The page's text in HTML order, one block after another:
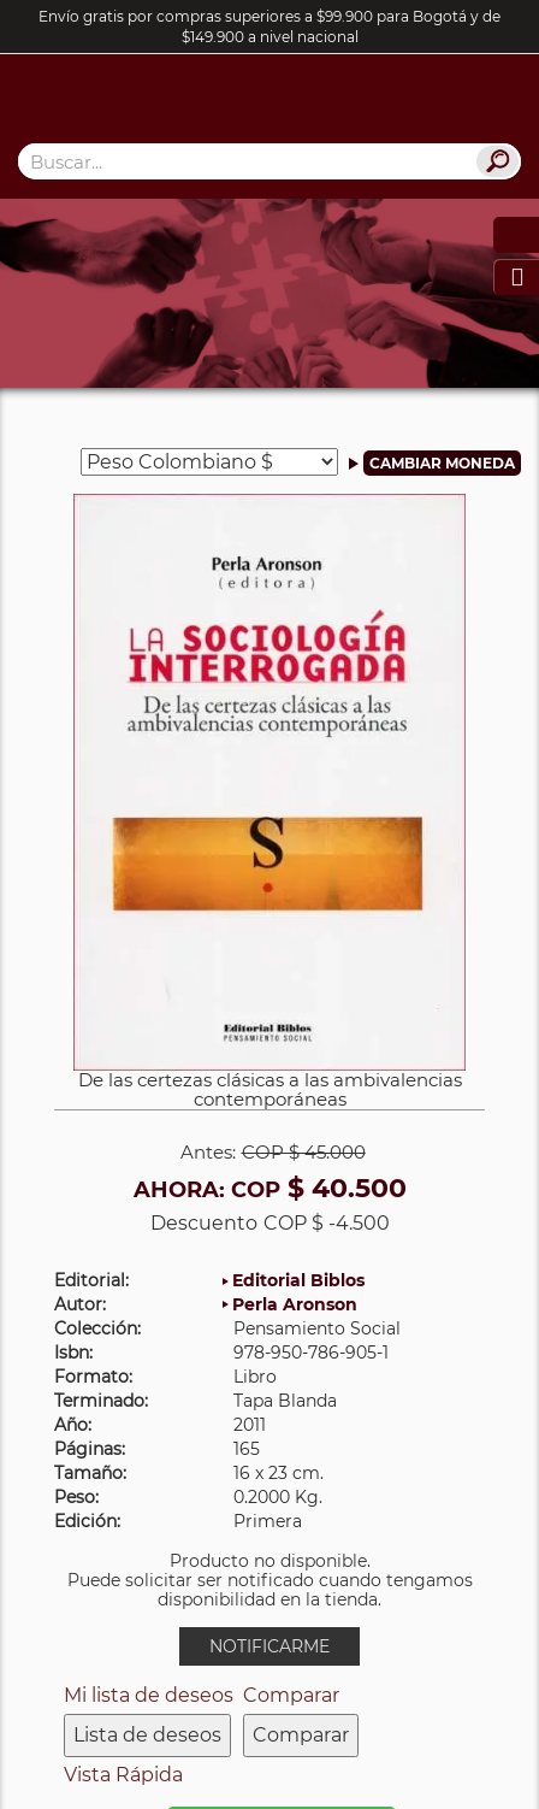
Envío gratis por compras superiores a $99.900 para Bogotá y de
$149.900 a nivel nacional

De las certezas clásicas a las ambivalencias
contemporáneas
Antes: COP$ 45.000
AHORA: COP$ 40.500
Descuento COP $ -4.500
Editorial:
Editorial Biblos
Autor:
Perla Aronson
Colección:
Pensamiento Social
Isbn:
978-950-786-905-1
Formato:
Libro
Terminado:
Tapa Blanda
Año:
2011
Páginas:
165
Tamaño:
16 x 23 cm.
Peso:
0.2000 Kg.
Edición:
Primera
Producto no disponible.
Puede solicitar ser notificado cuando tengamos
disponibilidad en la tienda.
NOTIFICARME
Mi lista de deseos
Lista de deseos
Comparar
Comparar
Vista Rápida